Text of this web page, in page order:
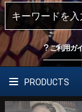
ご利用ガ
PRODUCTS